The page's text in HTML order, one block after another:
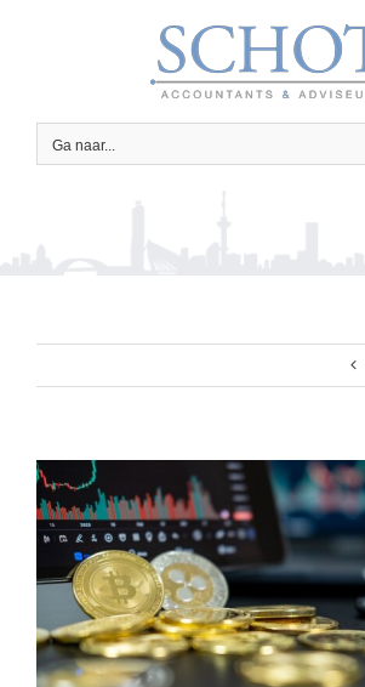
Ga naar...
Bekijk
grotere
afbeelding